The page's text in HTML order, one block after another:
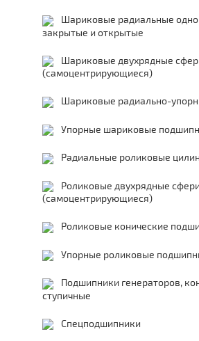
Шариковые радиальные
закрытые и открытые
Шариковые двухрядные
(самоцентрирующиеся)
Шариковые радиально-
Упорные шариковые
Радиальные роликовые
Роликовые двухрядные
(самоцентрирующиеся)
Роликовые конические
Упорные роликовые
Подшипники генераторов,
ступичные
Спецподшипники